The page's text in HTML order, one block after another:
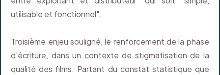
utilisable et fonctionnel".
Troisième enjeu souligné, le renforcement de la phase
d'écriture, dans un contexte de stigmatisation de la
qualité des films. Partant du constat statistique que